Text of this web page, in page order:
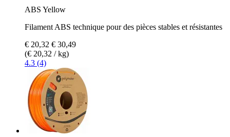
ABS Yellow
Filament ABS technique pour des pièces stables et résistantes
€ 20,32 € 30,49
(€ 20,32 / kg)
4.3 (4)